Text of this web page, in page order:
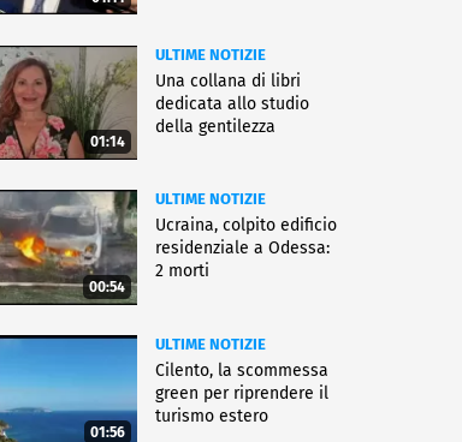
01:14
ULTIME NOTIZIE
Una collana di libri
dedicata allo studio
della gentilezza
00:54
ULTIME NOTIZIE
Ucraina, colpito edificio
residenziale a Odessa:
2 morti
01:56
ULTIME NOTIZIE
Cilento, la scommessa
green per riprendere il
turismo estero